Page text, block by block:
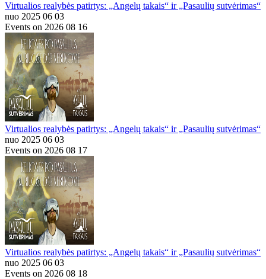
Virtualios realybės patirtys: „Angelų takais“ ir „Pasaulių sutvėrimas“
nuo 2025 06 03
Events on 2026 08 16
Virtualios realybės patirtys: „Angelų takais“ ir „Pasaulių sutvėrimas“
nuo 2025 06 03
Events on 2026 08 17
Virtualios realybės patirtys: „Angelų takais“ ir „Pasaulių sutvėrimas“
nuo 2025 06 03
Events on 2026 08 18